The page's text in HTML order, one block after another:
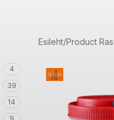
4
39
14
Esileht Product